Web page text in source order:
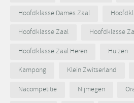
Hoofdklasse Dames Zaal
Hoofdklasse Zaal
Hoofdklasse
Hoofdklasse Zaal Heren
Huizen
Kampong
Klein Zwitserland
Nacompetitie
Nijmegen